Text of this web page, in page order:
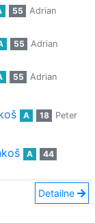
55
Adrian
55
Adrian
55
Adrian
A 18
Peter
A
44
Detailne